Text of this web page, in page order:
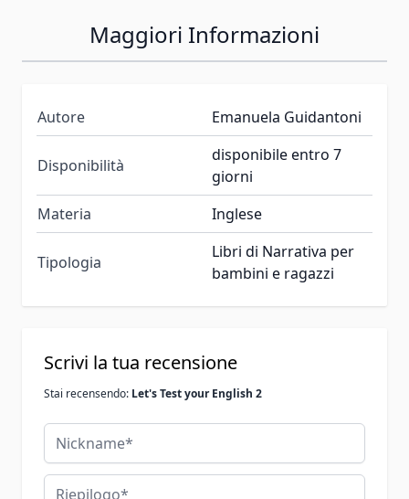
Maggiori Informazioni
Autore Emanuela Guidantoni
Disponibilità
disponibile entro 7
giorni
Materia
Inglese
Tipologia
Libri di Narrativa per
bambini e ragazzi
Scrivi la tua recensione
Stai recensendo: Let's Test your English 2
Nickname
Riepilogo